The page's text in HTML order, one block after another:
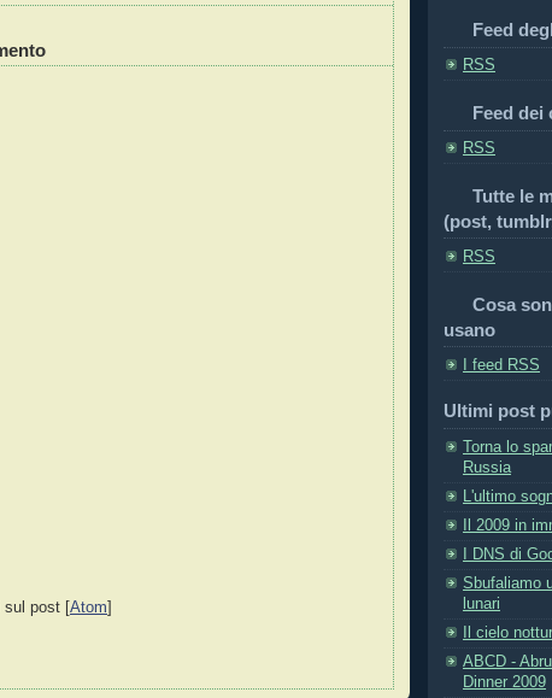
sul post [Atom]
Feed
RSS
Feed dei
RSS
Tutte le
(post,
RSS
Cosa
usano
I feed RSS
Ultimi post
Torna lo
Russia
L'ultimo
Il 2009 in
I DNS di
Sbufaliamo
lunari
Il cielo
ABCD -
Dinner 2009